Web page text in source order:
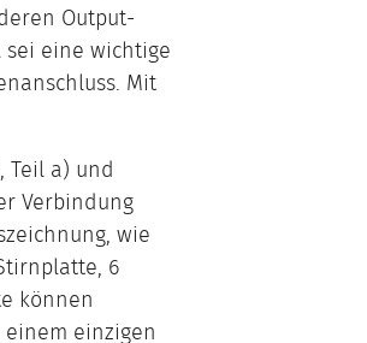
Output-
sei eine wichtige
Mit
Teil a) und
Verbindung
wie
6
können
einzigen